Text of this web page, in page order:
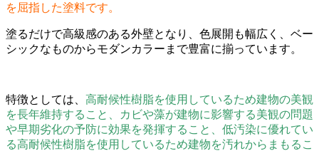
を屈指した塗料です。
塗るだけで高級感のある外壁となり、色展開も幅広く、ベー
シックなものからモダンカラーまで豊富に揃っています。
特徴としては、 高耐候性樹脂を使用しているため建物の美観
を長年維持すること、カビや藻が建物に影響する美観の問題
や早期劣化の予防に効果を発揮すること、低汚染に優れてい
る高耐候性樹脂を使用しているため建物を汚れからまもるこ